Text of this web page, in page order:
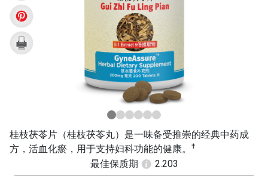
桂枝茯苓片（桂枝茯苓丸）是一味备受推崇的经典中药成
方，活血化瘀，用于支持妇科功能的健康。
†
最佳保质期 2.203